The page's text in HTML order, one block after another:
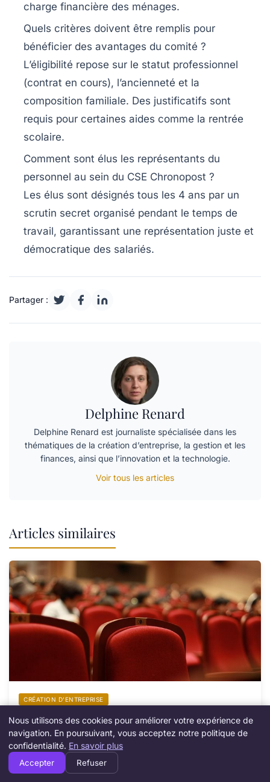
charge financière des ménages.
Quels critères doivent être remplis pour
bénéficier des avantages du comité ?
L’éligibilité repose sur le statut professionnel
(contrat en cours), l’ancienneté et la
composition familiale. Des justificatifs sont
requis pour certaines aides comme la rentrée
scolaire.
Comment sont élus les représentants du
personnel au sein du CSE Chronopost ?
Les élus sont désignés tous les 4 ans par un
scrutin secret organisé pendant le temps de
travail, garantissant une représentation juste et
démocratique des salariés.
Partager :
Delphine Renard
Delphine Renard est journaliste spécialisée dans les
thématiques de la création d’entreprise, la gestion et les
finances, ainsi que l’innovation et la technologie.
Voir tous les articles
Articles similaires
CRÉATION D’ENTREPRISE
en 2025 ?
16 mars 2026
Nous utilisons des cookies pour améliorer votre expérience de
navigation. En poursuivant, vous acceptez notre politique de
confidentialité. En savoir plus
Accepter Refuser